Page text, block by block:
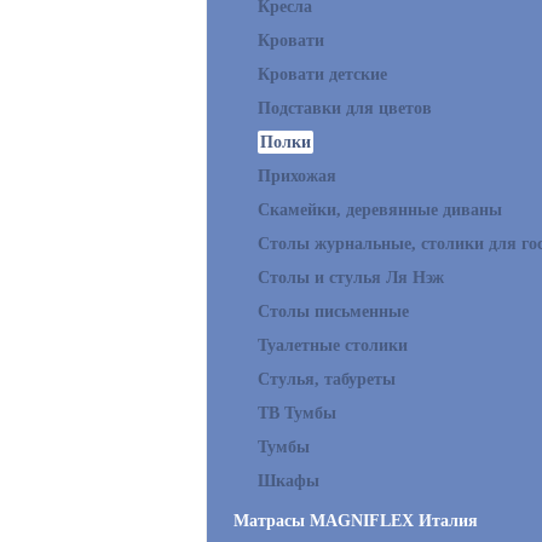
Кресла
Кровати
Кровати детские
Подставки для цветов
Полки
Прихожая
Скамейки, деревянные диваны
Столы журнальные, столики для
Столы и стулья Ля Нэж
Столы письменные
Туалетные столики
Стулья, табуреты
ТВ Тумбы
Тумбы
Шкафы
Матрасы MAGNIFLEX Италия